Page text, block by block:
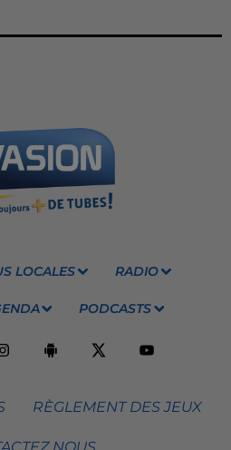
LOCALES RADIO
PODCASTS
RÈGLEMENT DES JEUX